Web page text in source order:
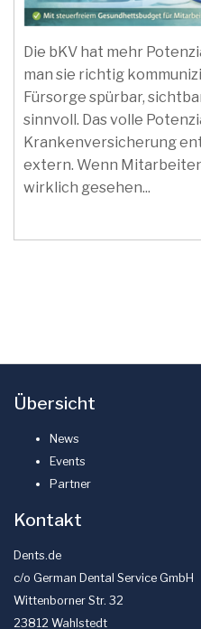
Die bKV hat mehr
man sie richtig
Fürsorge spürbar,
sinnvoll. Das volle
Krankenversicherung
extern. Wenn
wirklich gesehen...
Übersicht
News
Events
Partner
Kontakt
Dents.de
c/o German Dental Service GmbH
Wittenborner Str. 32
23812 Wahlstedt